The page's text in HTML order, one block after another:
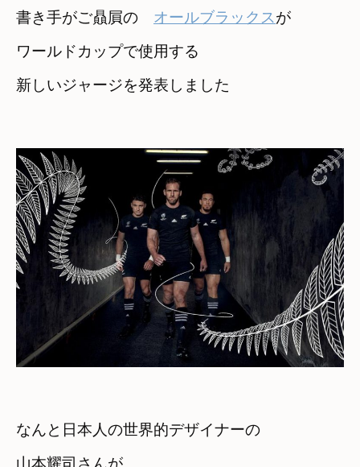
書き手がご贔屓の オールブラックスが
ワールドカップで使用する
新しいジャージを発表しました
なんと日本人の世界的デザイナーの
山本耀司さんが